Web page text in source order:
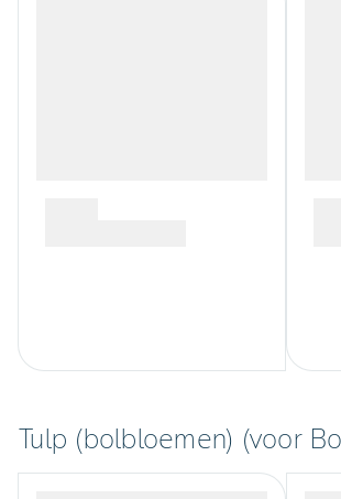
Tulp (bolbloemen) (voor